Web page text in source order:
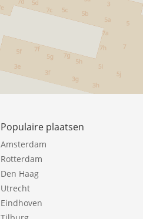
Populaire plaatsen
Amsterdam
Rotterdam
Den Haag
Utrecht
Eindhoven